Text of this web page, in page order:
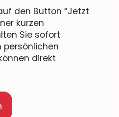
den Button “Jetzt
kurzen
Sie sofort
persönlichen
direkt